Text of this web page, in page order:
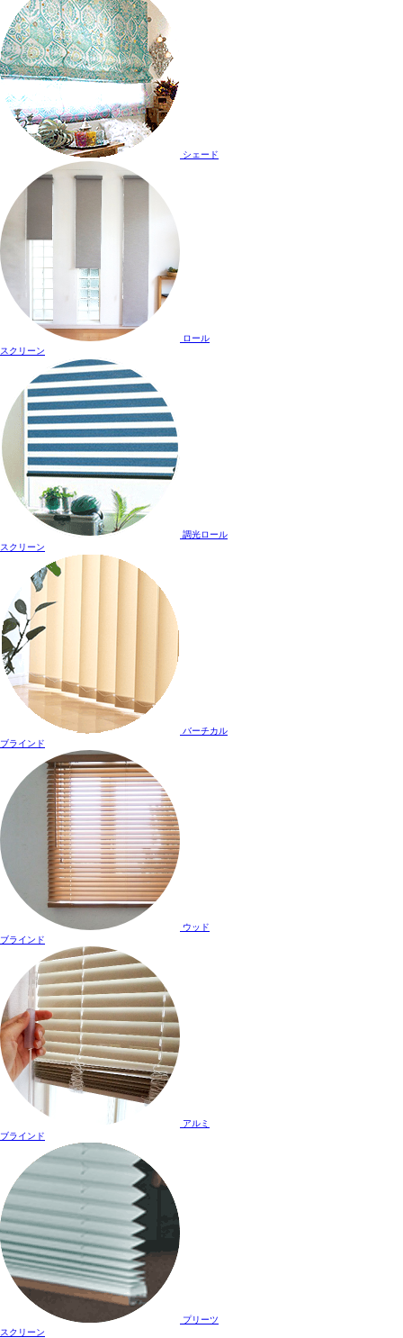
シェード
ロール
スクリーン
調光ロール
スクリーン
バーチカル
ブラインド
ウッド
ブラインド
アルミ
ブラインド
プリーツ
スクリーン